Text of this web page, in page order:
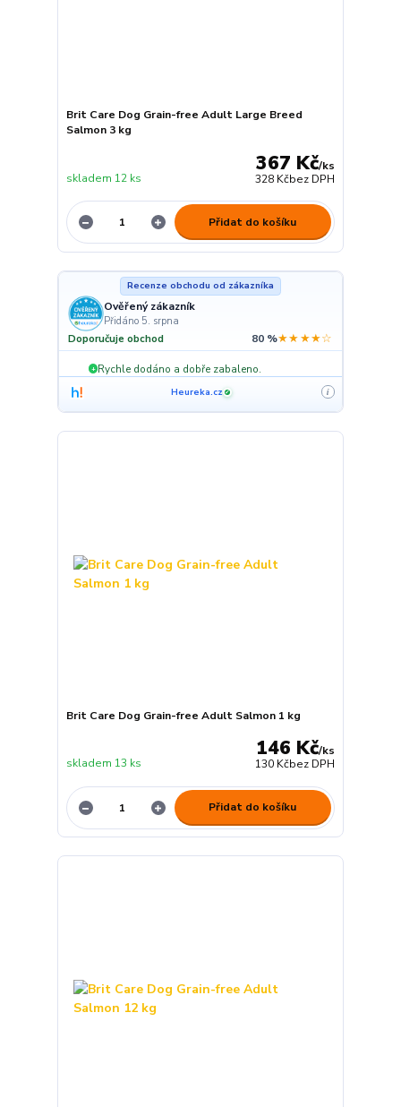
Brit Care Dog Grain-free Adult Large Breed
Salmon 3 kg
367 Kč/ks
328 Kčbez DPH
skladem 12 ks
Přidat do košíku
Recenze obchodu od zákazníka
Ověřený zákazník
Přidáno 5. srpna
Doporučuje obchod 80 %★★★★☆
+ Rychle dodáno a dobře zabaleno.
Heureka.cz ✓ i
Brit Care Dog Grain-free Adult Salmon 1 kg
146 Kč/ks
130 Kčbez DPH
skladem 13 ks
Přidat do košíku